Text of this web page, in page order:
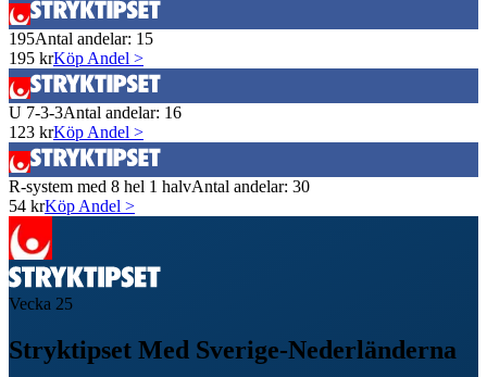
195Antal andelar: 15
195 krKöp Andel >
U 7-3-3Antal andelar: 16
123 krKöp Andel >
R-system med 8 hel 1 halvAntal andelar: 30
54 krKöp Andel >
Vecka 25
Stryktipset Med Sverige-Nederländerna